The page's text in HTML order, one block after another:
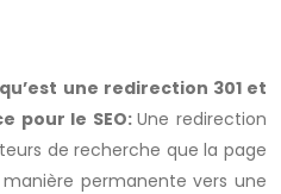
une redirection 301 et
pour le SEO:Une redirection
de recherche que la page
permanente vers une